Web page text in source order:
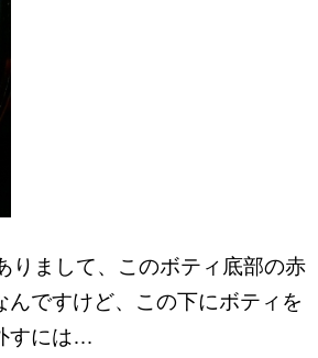
りまして、このボティ底部の赤
ですけど、この下にボティを
すには…